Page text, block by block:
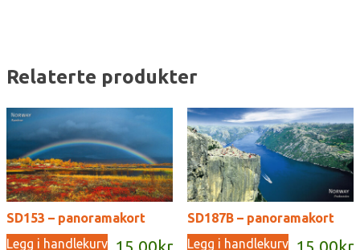
Relaterte produkter
SD153 – panoramakort
Legg i handlekurv
SD187B – panoramakort
Legg i handlekurv